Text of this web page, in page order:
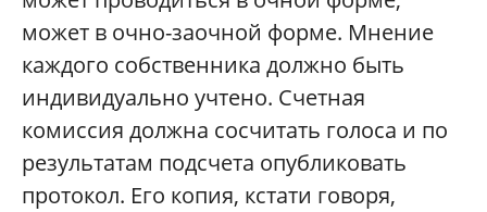
может в очно-заочной форме. Мнение
каждого собственника должно быть
индивидуально учтено. Счетная
комиссия должна сосчитать голоса и по
результатам подсчета опубликовать
протокол. Его копия, кстати говоря,